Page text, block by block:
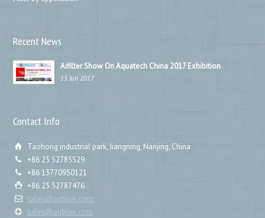
Recent News
Aifilter Show On Aquatech China 2017 Exhibition
15 Jun 2017
Contact Info
Taohong industrial park, Jiangning, Nanjing, China
+86 25 52785529
+86 13770950121
+86 25 52787476
sales@aqblue.com
sales@aqblue.com